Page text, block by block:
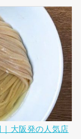
｜大阪発の人気店